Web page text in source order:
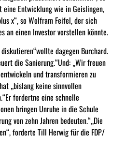
Entwicklung wie in Geislingen,
x“, so Wolfram Feifel, der sich
an einen Investor vorstellen könnte.
dagegen Burchard.
die Sanierung.“Und: „Wir freuen
und transformieren zu
„bislang keine sinnvollen
fordertne eine schnelle
bringen Unruhe in die Schule
von zehn Jahren bedeuten.“„Die
forderte Till Herwig für die FDP/